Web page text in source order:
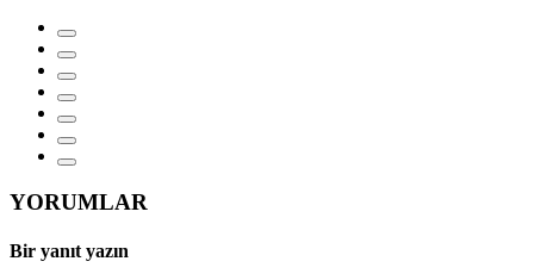
YORUMLAR
Bir yanıt yazın